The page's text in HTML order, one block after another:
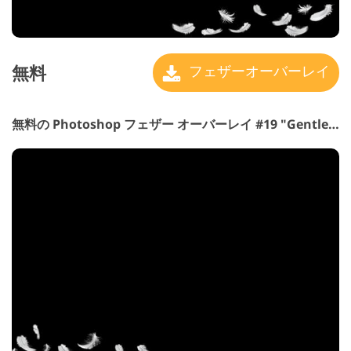
無料 フェザーオーバーレイ
無料の Photoshop フェザー オーバーレイ #19 "Gentle Touch"